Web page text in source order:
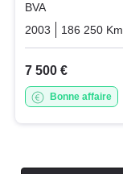
BVA
2003
186 250 Km
7 500 €
Bonne affaire